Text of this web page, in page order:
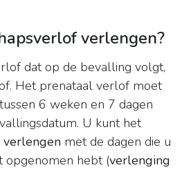
verlengen?
dat op de bevalling volgt,
Het prenataal verlof moet
6 weken en 7 dagen
U kunt het
verlengen met de dagen die u
opgenomen hebt (verlenging